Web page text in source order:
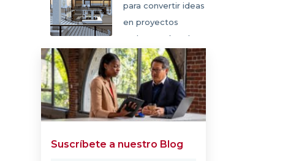
para convertir ideas
en proyectos
reales en SketchUp
Suscríbete a nuestro Blog